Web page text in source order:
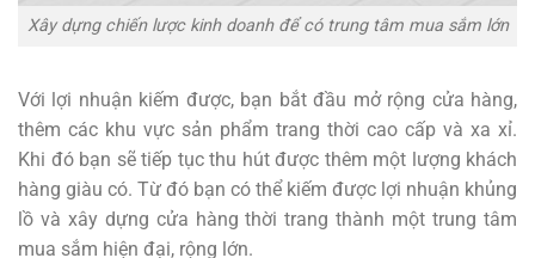
Xây dựng chiến lược kinh doanh để có trung tâm mua sắm lớn
Với lợi nhuận kiếm được, bạn bắt đầu mở rộng cửa hàng,
thêm các khu vực sản phẩm trang thời cao cấp và xa xỉ.
Khi đó bạn sẽ tiếp tục thu hút được thêm một lượng khách
hàng giàu có. Từ đó bạn có thể kiếm được lợi nhuận khủng
lồ và xây dựng cửa hàng thời trang thành một trung tâm
mua sắm hiện đại, rộng lớn.